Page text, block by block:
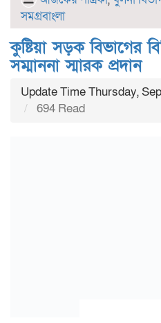
সমগ্রবাংলা
কুষ্টিয়া সড়ক বিভাগের
সম্মাননা স্মারক প্রদান
Update Time Thursday,
694 Read